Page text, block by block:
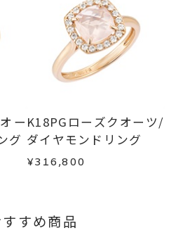
ストーン
文前にお問い合わせくださ
状況を確認いたします。
文から2営業日以内にメールに
繰り返している場合
を期しておりますが、万が一
はご注文のお品と異なる場合
させていただきます。
ムよりご連絡ください。
弊社にて負担いたしますの
ください。
ー
グ
K18PGローズクオーツ/
ダイヤモンドリング
¥316,800
すすめ商品